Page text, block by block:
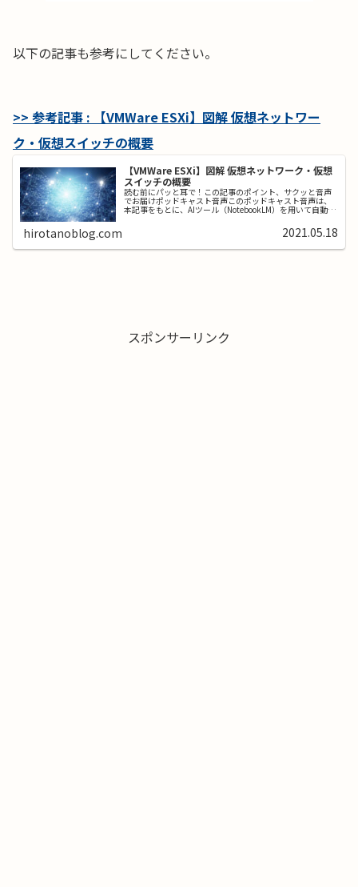
以下の記事も参考にしてください。
>> 参考記事 : 【VMWare ESXi】図解 仮想ネットワー
ク・仮想スイッチの概要
【VMWare ESXi】図解 仮想ネットワーク・仮想
スイッチの概要
読む前にパッと耳で！この記事のポイント、サクッと音声
でお届けポッドキャスト音声このポッドキャスト音声は、
本記事をもとに、AIツール（NotebookLM）を用いて自動生
hirotanoblog.com 2021.05.18
スポンサーリンク